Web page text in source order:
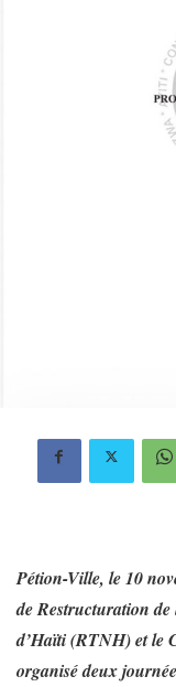
Pétion-Ville, le 10
de Restructuration
d’Haïti (RTNH) et le
organisé deux